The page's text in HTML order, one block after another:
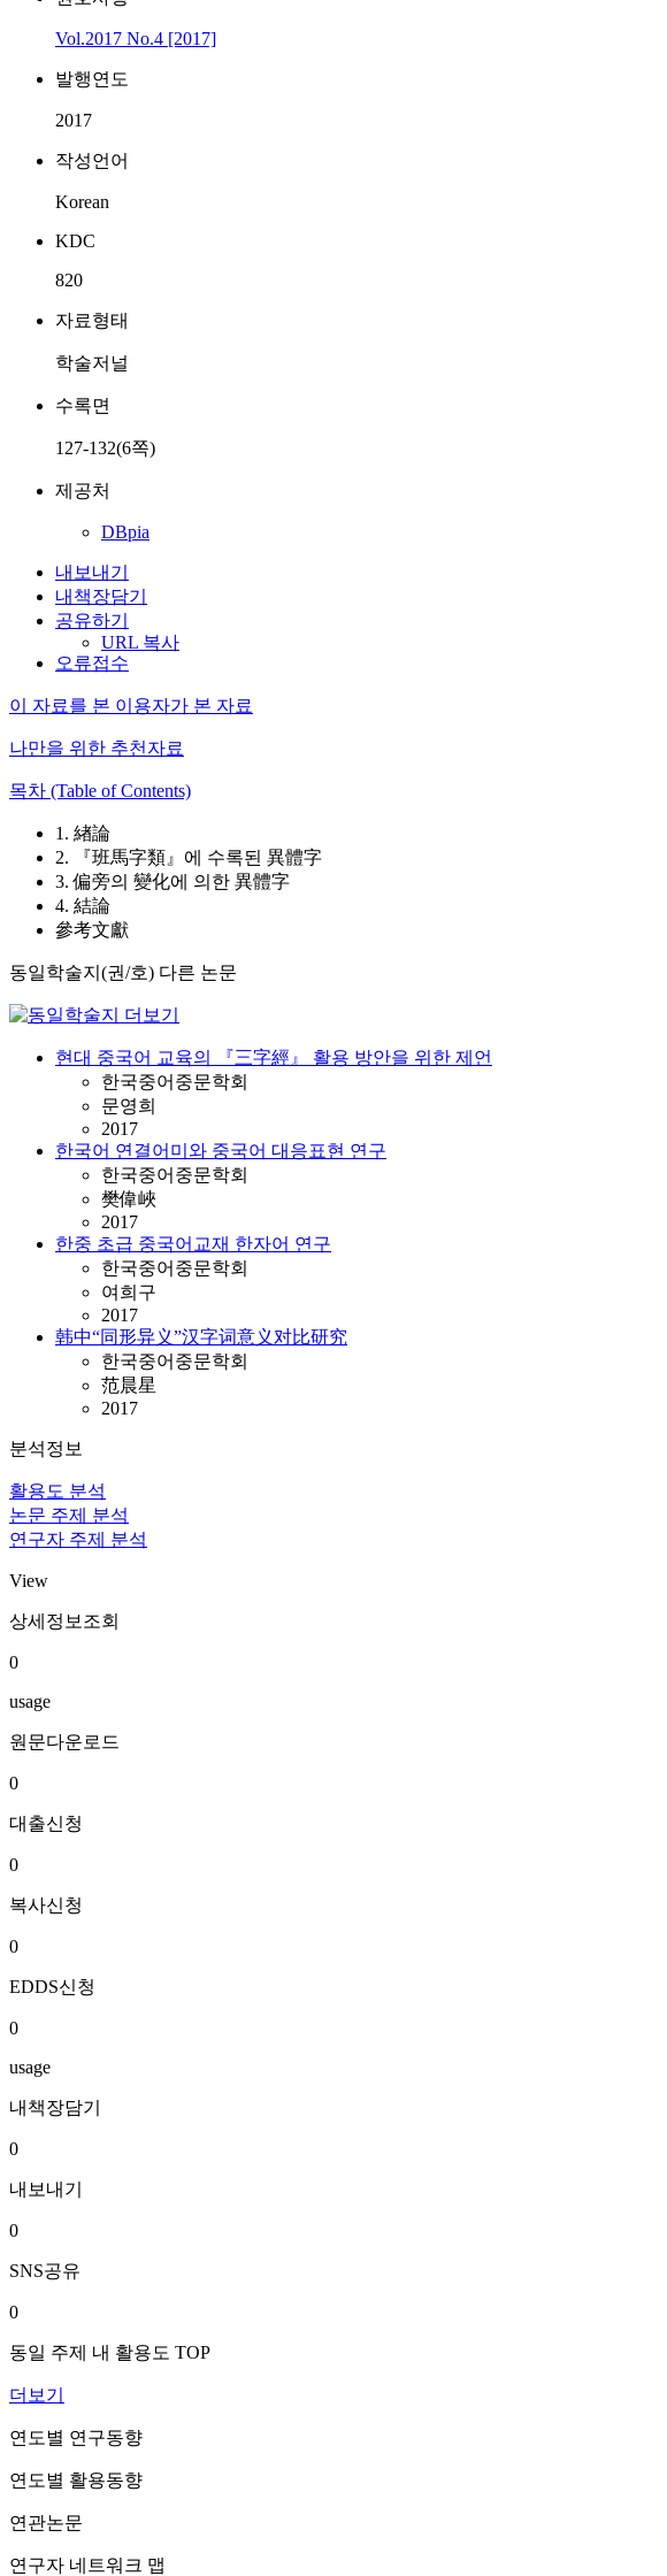
Vol.2017 No.4 [2017]
발행연도
2017
작성언어
Korean
KDC
820
자료형태
학술저널
수록면
127-132(6쪽)
제공처
DBpia
내보내기
내책장담기
공유하기
URL 복사
오류접수
이 자료를 본 이용자가 본 자료
나만을 위한 추천자료
목차 (Table of Contents)
1. 緖論
2. 『班馬字類』에 수록된 異體字
3. 偏旁의 變化에 의한 異體字
4. 結論
參考文獻
동일학술지(권/호) 다른 논문
현대 중국어 교육의 『三字經』 활용 방안을 위한 제언
한국중어중문학회
문영희
2017
한국어 연결어미와 중국어 대응표현 연구
한국중어중문학회
樊偉峽
2017
한중 초급 중국어교재 한자어 연구
한국중어중문학회
여희구
2017
韩中“同形异义”汉字词意义对比研究
한국중어중문학회
范晨星
2017
분석정보
활용도 분석
논문 주제 분석
연구자 주제 분석
View
상세정보조회
0
usage
원문다운로드
0
대출신청
0
복사신청
0
EDDS신청
0
usage
내책장담기
0
내보내기
0
SNS공유
0
동일 주제 내 활용도 TOP
더보기
연도별 연구동향
연도별 활용동향
연관논문
연구자 네트워크 맵